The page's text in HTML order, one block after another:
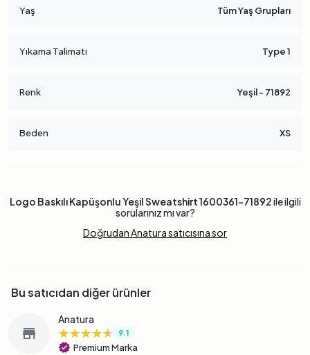
Yaş Tüm Yaş Grupları
Yıkama Talimatı Type 1
Renk Yeşil - 71892
Beden XS
Logo Baskılı Kapüşonlu Yeşil Sweatshirt 1600361-71892ile ilgili
sorularınız mı var?
Doğrudan Anatura satıcısına sor
Bu satıcıdan diğer ürünler
store
Anatura
★★★★★
★★★★★
★★★★★ 9.1
verified Premium Marka